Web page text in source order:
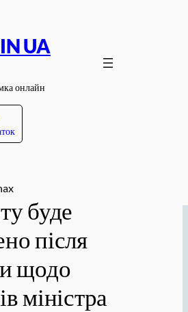
UA
онлайн
буде
після
щодо
міністра